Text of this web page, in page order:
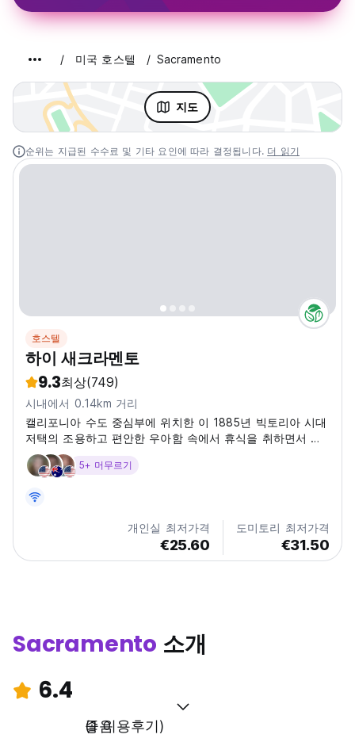
미국 호스텔 Sacramento
지도
순위는 지급된 수수료 및 기타 요인에 따라 결정됩니다. 더 읽기
호스텔
하이 새크라멘토
9.3최상(749)
시내에서 0.14km 거리
캘리포니아 수도 중심부에 위치한 이 1885년 빅토리아 시대
저택의 조용하고 편안한 우아함 속에서 휴식을 취하면서 또
다른 세기로 돌아가 보세요.
5+ 머무르기
개인실 최저가격
€25.60
도미토리 최저가격
€31.50
Sacramento 소개
6.4
좋음
(1 이용후기)